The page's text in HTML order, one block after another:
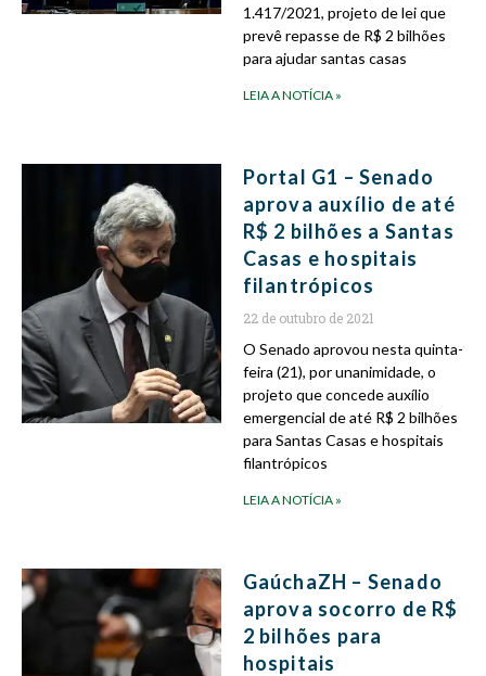
1.417/2021, projeto de lei que
prevê repasse de R$ 2 bilhões
para ajudar santas casas
LEIA A NOTÍCIA »
Portal G1 – Senado
aprova auxílio de até
R$ 2 bilhões a Santas
Casas e hospitais
filantrópicos
22 de outubro de 2021
O Senado aprovou nesta quinta-
feira (21), por unanimidade, o
projeto que concede auxílio
emergencial de até R$ 2 bilhões
para Santas Casas e hospitais
filantrópicos
LEIA A NOTÍCIA »
GaúchaZH – Senado
aprova socorro de R$
2 bilhões para
hospitais